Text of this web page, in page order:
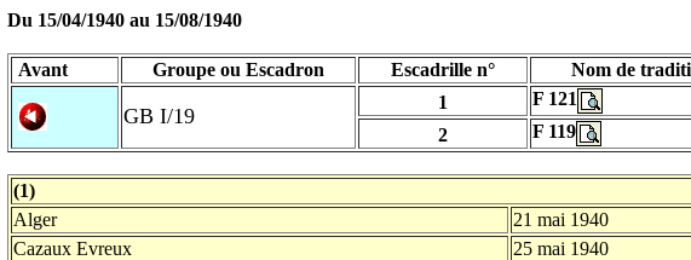
Du 15/04/1940 au 15/08/1940
Avant Groupe ou Escadron Escadrille n° Nom de
GB I/19
1 F 121
2
F 119
(1)
Alger
21 mai 1940
Cazaux Evreux
25 mai 1940